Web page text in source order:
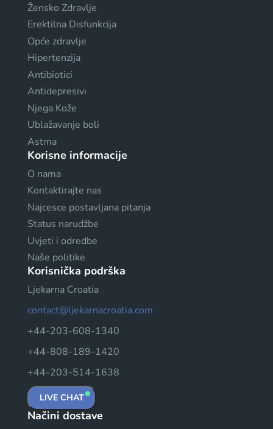
Žensko Zdravlje
Erektilna Disfunkcija
Opće zdravlje
Hipertenzija
Antibiotici
Antidepresivi
Njega Kože
Ublažavanje boli
Astma
Korisne informacije
O nama
Kontaktirajte nas
Najcesce postavljana pitanja
Status narudžbe
Uvjeti i odredbe
Naše politike
Korisnička podrška
Ljekarna Croatia
contact@ljekarnacroatia.com
+44-203-608-1340
+44-808-189-1420
+44-203-514-1638
LIVE CHAT
Načini dostave